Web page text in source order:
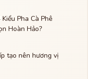
Pha Cà Phê
Hoàn Hảo?
tạo nên hương vị